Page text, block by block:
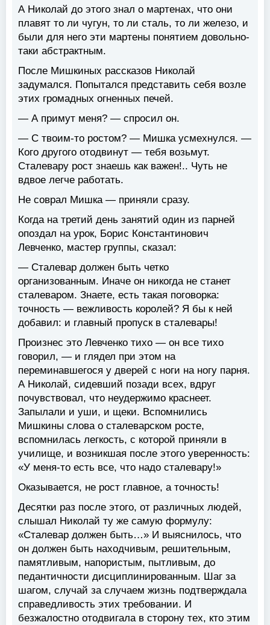
А Николай до этого знал о мартенах, что они
плавят то ли чугун, то ли сталь, то ли железо, и
были для него эти мартены понятием довольно-
таки абстрактным.
После Мишкиных рассказов Николай
задумался. Попытался представить себя возле
этих громадных огненных печей.
— А примут меня? — спросил он.
— С твоим-то ростом? — Мишка усмехнулся. —
Кого другого отодвинут — тебя возьмут.
Сталевару рост знаешь как важен!.. Чуть не
вдвое легче работать.
Не соврал Мишка — приняли сразу.
Когда на третий день занятий один из парней
опоздал на урок, Борис Константинович
Левченко, мастер группы, сказал:
— Сталевар должен быть четко
организованным. Иначе он никогда не станет
сталеваром. Знаете, есть такая поговорка:
точность — вежливость королей? Я бы к ней
добавил: и главный пропуск в сталевары!
Произнес это Левченко тихо — он все тихо
говорил, — и глядел при этом на
переминавшегося у дверей с ноги на ногу парня.
А Николай, сидевший позади всех, вдруг
почувствовал, что неудержимо краснеет.
Запылали и уши, и щеки. Вспомнились
Мишкины слова о сталеварском росте,
вспомнилась легкость, с которой приняли в
училище, и возникшая после этого уверенность:
«У меня-то есть все, что надо сталевару!»
Оказывается, не рост главное, а точность!
Десятки раз после этого, от различных людей,
слышал Николай ту же самую формулу:
«Сталевар должен быть…» И выяснилось, что
он должен быть находчивым, решительным,
памятливым, напористым, пытливым, до
педантичности дисциплинированным. Шаг за
шагом, случай за случаем жизнь подтверждала
справедливость этих требовании. И
безжалостно отодвигала в сторону тех, кто этим